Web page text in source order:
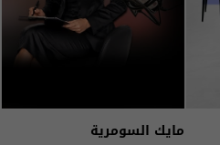
مايك السومرية